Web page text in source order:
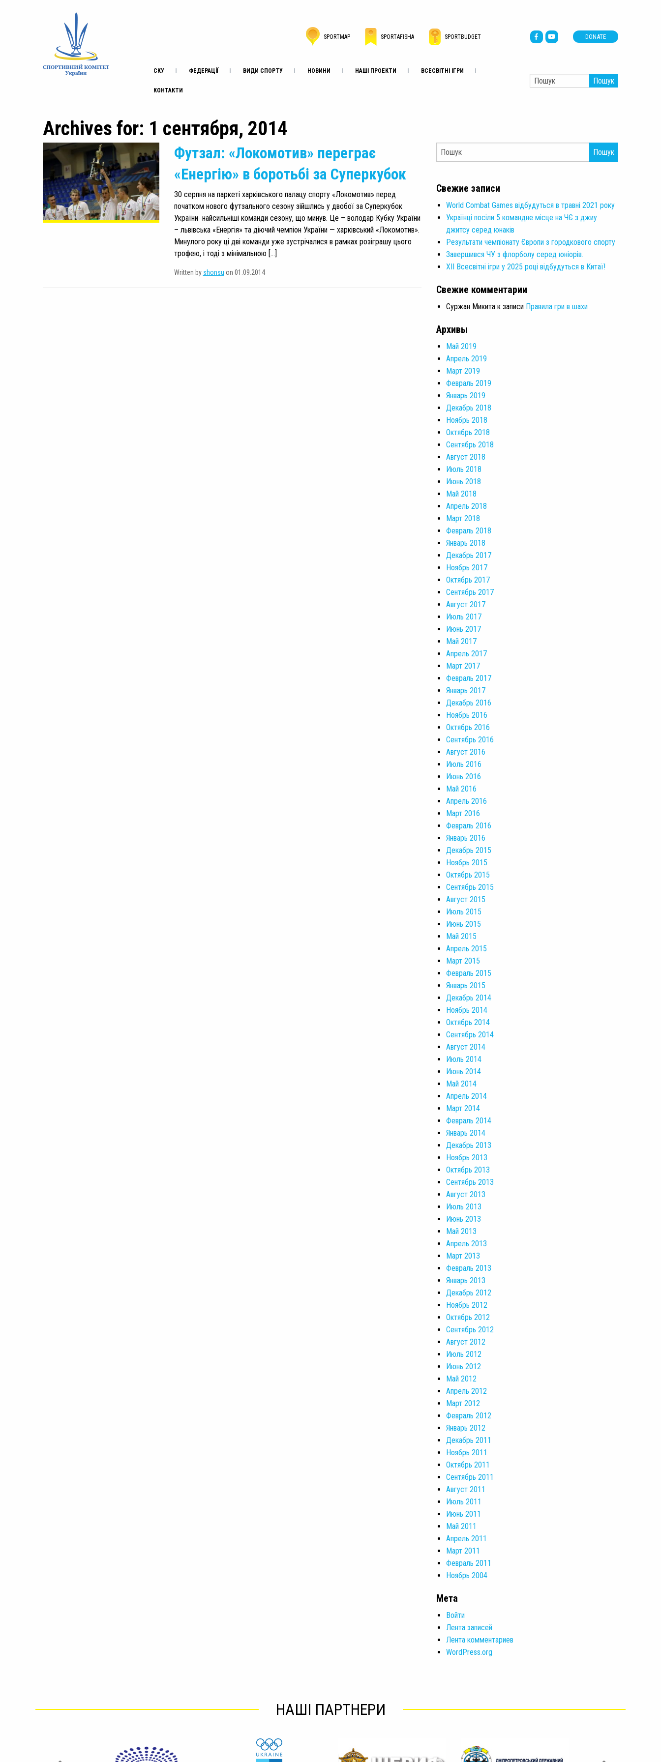
SPORTMAP SPORTAFISHA SPORTBUDGET DONATE
СКУ ФЕДЕРАЦІЇ ВИДИ СПОРТУ НОВИНИ НАШІ ПРОЕКТИ ВСЕСВІТНІ ІГРИ
КОНТАКТИ
Пошук
Archives for: 1 сентября, 2014
Футзал: «Локомотив» переграє
«Енергію» в боротьбі за Суперкубок
30 серпня на паркеті харківського палацу спорту «Локомотив» перед
початком нового футзального сезону зійшлись у двобої за Суперкубок
України найсильніші команди сезону, що минув. Це – володар Кубку України
– львівська «Енергія» та діючий чемпіон України — харківський «Локомотив».
Минулого року ці дві команди уже зустрічалися в рамках розіграшу цього
трофею, і тоді з мінімальною […]
Written by shonsu on 01.09.2014
Пошук
Свежие записи
World Combat Games відбудуться в травні 2021 року
Українці посіли 5 командне місце на ЧЄ з джиу
джитсу серед юнаків
Результати чемпіонату Європи з городкового спорту
Завершився ЧУ з флорболу серед юніорів.
XII Всесвітні ігри у 2025 році відбудуться в Китаї!
Свежие комментарии
Суржан Микита к записи Правила гри в шахи
Архивы
Май 2019
Апрель 2019
Март 2019
Февраль 2019
Январь 2019
Декабрь 2018
Ноябрь 2018
Октябрь 2018
Сентябрь 2018
Август 2018
Июль 2018
Июнь 2018
Май 2018
Апрель 2018
Март 2018
Февраль 2018
Январь 2018
Декабрь 2017
Ноябрь 2017
Октябрь 2017
Сентябрь 2017
Август 2017
Июль 2017
Июнь 2017
Май 2017
Апрель 2017
Март 2017
Февраль 2017
Январь 2017
Декабрь 2016
Ноябрь 2016
Октябрь 2016
Сентябрь 2016
Август 2016
Июль 2016
Июнь 2016
Май 2016
Апрель 2016
Март 2016
Февраль 2016
Январь 2016
Декабрь 2015
Ноябрь 2015
Октябрь 2015
Сентябрь 2015
Август 2015
Июль 2015
Июнь 2015
Май 2015
Апрель 2015
Март 2015
Февраль 2015
Январь 2015
Декабрь 2014
Ноябрь 2014
Октябрь 2014
Сентябрь 2014
Август 2014
Июль 2014
Июнь 2014
Май 2014
Апрель 2014
Март 2014
Февраль 2014
Январь 2014
Декабрь 2013
Ноябрь 2013
Октябрь 2013
Сентябрь 2013
Август 2013
Июль 2013
Июнь 2013
Май 2013
Апрель 2013
Март 2013
Февраль 2013
Январь 2013
Декабрь 2012
Ноябрь 2012
Октябрь 2012
Сентябрь 2012
Август 2012
Июль 2012
Июнь 2012
Май 2012
Апрель 2012
Март 2012
Февраль 2012
Январь 2012
Декабрь 2011
Ноябрь 2011
Октябрь 2011
Сентябрь 2011
Август 2011
Июль 2011
Июнь 2011
Май 2011
Апрель 2011
Март 2011
Февраль 2011
Ноябрь 2004
Мета
Войти
Лента записей
Лента комментариев
WordPress.org
НАШІ ПАРТНЕРИ